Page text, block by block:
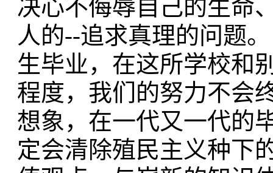
决心不侮辱自己的生命
人的--追求真理的问题
生毕业，在这所学校和
程度，我们的努力不会
想象，在一代又一代的
定会清除殖民主义种下